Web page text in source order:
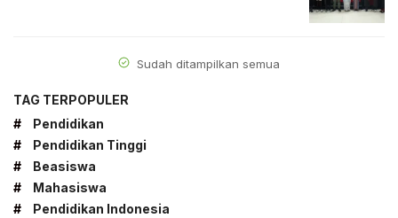
Sudah ditampilkan semua
TAG TERPOPULER
#
Pendidikan
#
Pendidikan Tinggi
#
Beasiswa
#
Mahasiswa
#
Pendidikan Indonesia